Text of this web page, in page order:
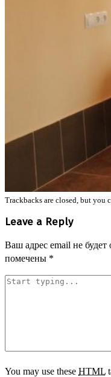
Trackbacks are closed, but you
Leave a Reply
Ваш адрес email не будет
помечены *
You may use these HTML